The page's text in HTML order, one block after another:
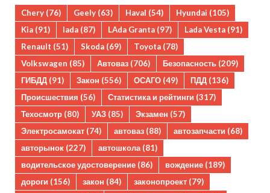
Chery (76) Geely (63) Haval (54) Hyundai (105)
Kia (91) lada (87) LAda Granta (97) Lada Vesta (91)
Renault (51) Skoda (69) Toyota (78)
Volkswagen (85) Автоваз (706) Безопасность (209)
ГИБДД (91) Закон (556) ОСАГО (49) ПДД (136)
Происшествия (56) Статистика и рейтинги (317)
Техосмотр (80) УАЗ (85) Экзамен (57)
Электросамокат (74) автоваз (88) автозапчасти (68)
авторынок (227) автошкола(81)
водительское удостоверение (86) вождение (189)
дороги (156) закон (84) законопроект (79)